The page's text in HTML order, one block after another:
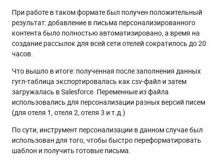
При работе в таком формате был получен положительный
результат: добавление в письма персонализированного
контента было полностью автоматизировано, а время на
создание рассылок для всей сети отелей сократилось до 20
часов.
Что вышло в итоге: полученная после заполнения данных
гугл-таблица экспортировалась как csv-файл и затем
загружалась в Salesforce. Переменные из файла
использовались для персонализации разных версий писем
(для отеля 1, отеля 2, отеля 3 и т.д.)
По сути, инструмент персонализации в данном случае был
использован для того, чтобы быстро переформатировать
шаблон и получить готовые письма.